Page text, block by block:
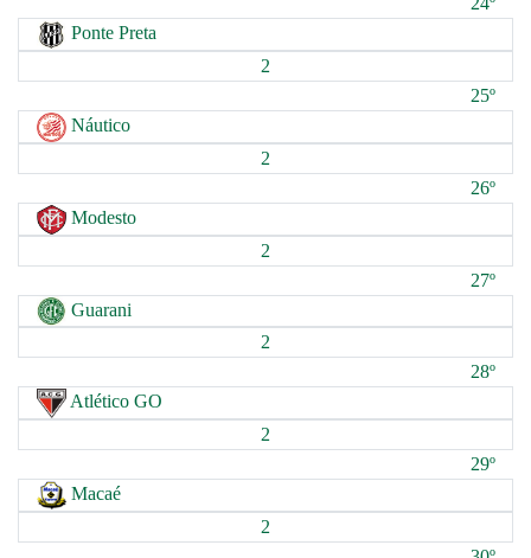
Ponte Preta
2
25º
Náutico
2
26º
Modesto
2
27º
Guarani
2
28º
Atlético GO
2
29º
Macaé
2